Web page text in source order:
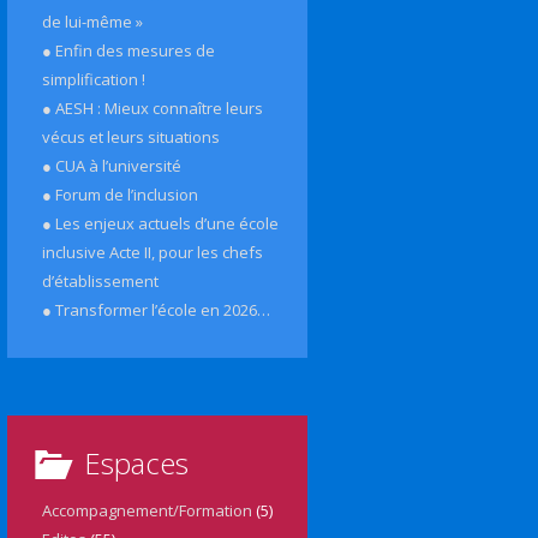
de lui-même »
● Enfin des mesures de
simplification !
● AESH : Mieux connaître leurs
vécus et leurs situations
● CUA à l’université
● Forum de l’inclusion
● Les enjeux actuels d’une école
inclusive Acte II, pour les chefs
d’établissement
● Transformer l’école en 2026…
Espaces
Accompagnement/Formation (5)